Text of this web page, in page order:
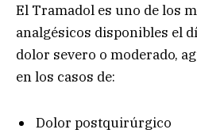
El Tramadol es uno de los
analgésicos disponibles el
dolor severo o moderado,
en los casos de:
Dolor postquirúrgico